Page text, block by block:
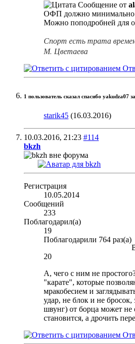
Сообщение от
ОФП должно минимально
Можно поподробней для
Спорт есть трата
М. Цветаева
1 пользователь сказал cпасибо yakudza07
starik45 (16.03.2016)
10.03.2016, 21:23 #114
bkzh
Регистрация
10.05.2014
Сообщений
233
Поблагодарил(а)
19
Поблагодарили 764 раз(а)
20
А, чего с ним не
"карате", которые
мракобесием и
удар, не блок и не
швунг) от борца может не
становится, а дрочить